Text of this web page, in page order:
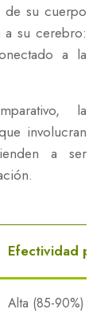
de su cuerpo
su cerebro:
a la
la
involucran
a ser
Efectividad
Alta (85-90%)